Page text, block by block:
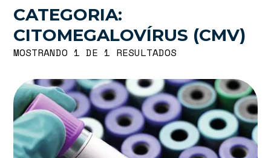
CATEGORIA:
CITOMEGALOVÍRUS (CMV)
MOSTRANDO 1 DE 1 RESULTADOS